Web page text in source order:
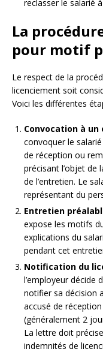
reclasser le salarié
La
pour motif
Le respect de la
licenciement soit
Voici les différentes
Convocation à
convoquer le
de réception ou
précisant l’objet de
de l’entretien. Le
représentant du
Entretien
expose les motifs
explications du
pendant cet
Notification du
l’employeur décide
notifier sa décision
accusé de
(généralement 2
La lettre doit
indemnités de